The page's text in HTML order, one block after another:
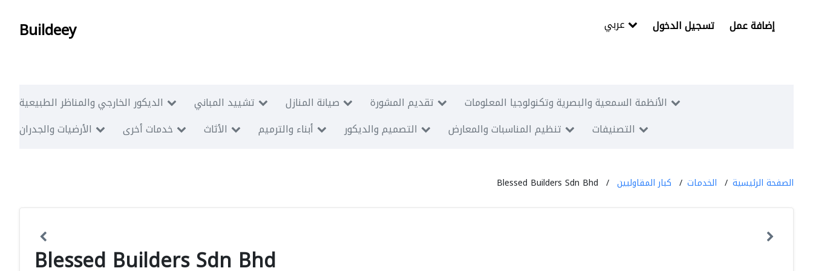
Buildeey تسجيل الدخول إضافة عمل
الديكور الخارجي والمناظر الطبيعية تشييد المباني صيانة المنازل تقديم المشورة
الأنظمة السمعية والبصرية وتكنولوجيا المعلومات
الأرضيات والجدران
خدمات أخرى الأثاث أبناء والترميم التصميم والديكور تنظيم المناسبات والمعارض التصنيفات
الصفحة الرئيسية الخدمات كبار المقاوليين Blessed Builders Sdn Bhd
Blessed Builders Sdn Bhd